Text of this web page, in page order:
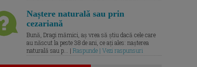
Naștere naturală sau prin
cezariană
Bună, Dragi mămici, aș vrea să știu dacă cele care
au născut la peste 38 de ani, ce ați ales: nașterea
naturală sau p... | Raspunde | Vezi raspunsuri